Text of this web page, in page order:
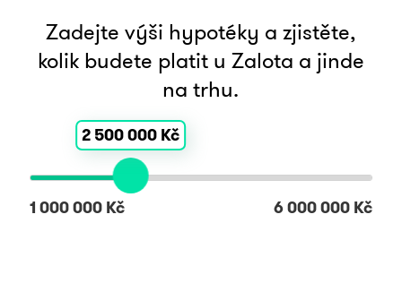
Zadejte výši hypotéky a zjistěte,
kolik budete platit u Zalota a jinde
na trhu.
2 500 000 Kč
1 000 000 Kč 6 000 000 Kč